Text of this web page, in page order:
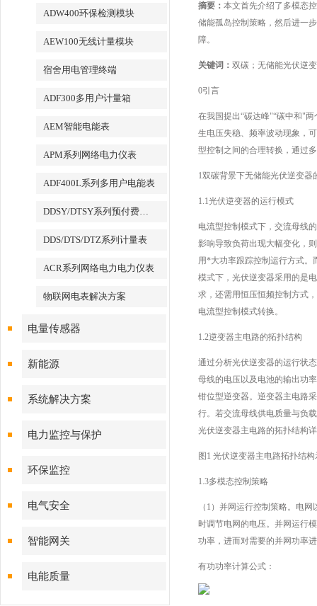
ADW400环保检测模块
AEW100无线计量模块
宿舍用电管理终端
ADF300多用户计量箱
AEM智能电能表
APM系列网络电力仪表
ADF400L系列多用户电能表
DDSY/DTSY系列预付费电表
DDS/DTS/DTZ系列计量表
ACR系列网络电力电力仪表
物联网电表解决方案
电量传感器
新能源
系统解决方案
电力监控与保护
环保监控
电气安全
智能网关
电能质量
摘要： 本文首先介绍了多模态
储能孤岛控制策略，然后进一
障。
关键词： 双碳；无储能光伏逆
0引言
在我国提出“碳达峰"“碳中和"
生电压失稳、频率波动现象，
型控制之间的合理转换，通过
1双碳背景下无储能光伏逆变器
1.1光伏逆变器的运行模式
电流型控制模式下，交流母线
影响导致负荷出现大幅变化，
用*大功率跟踪控制运行方式。
模式下，光伏逆变器采用的是
求，还需用恒压恒频控制方式
电流型控制模式转换。
1.2逆变器主电路的拓扑结构
通过分析光伏逆变器的运行状
母线的电压以及电池的输出功
钳位型逆变器。逆变器主电路
行。若交流母线供电质量与负
光伏逆变器主电路的拓扑结构
图1 光伏逆变器主电路拓扑结
1.3多模态控制策略
（1）并网运行控制策略。电
时调节电网的电压。并网运行
功率，进而对需要的并网功率
有功功率计算公式：